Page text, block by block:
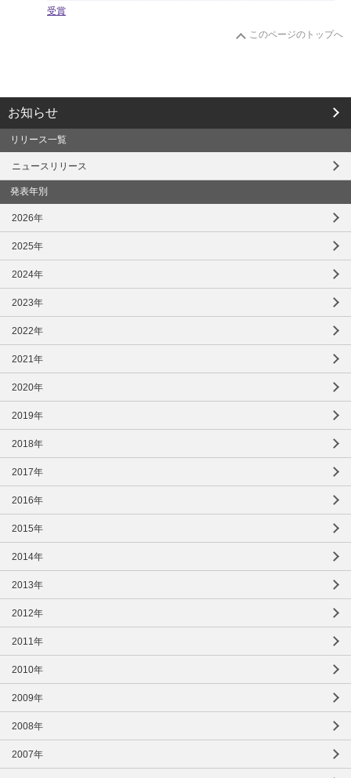
受賞
このページのトップへ
お知らせ
リリース一覧
ニュースリリース
発表年別
2026年
2025年
2024年
2023年
2022年
2021年
2020年
2019年
2018年
2017年
2016年
2015年
2014年
2013年
2012年
2011年
2010年
2009年
2008年
2007年